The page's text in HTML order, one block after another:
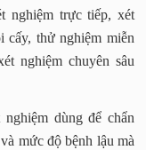
nghiệm trực tiếp, xét
cấy, thử nghiệm miễn
nghiệm chuyên sâu
dùng để chẩn
mức độ bệnh lậu mà